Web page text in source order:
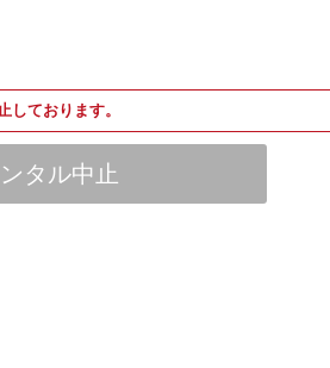
しております。
タル中止